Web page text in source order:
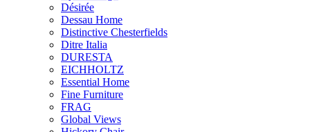
Désirée
Dessau Home
Distinctive Chesterfields
Ditre Italia
DURESTA
EICHHOLTZ
Essential Home
Fine Furniture
FRAG
Global Views